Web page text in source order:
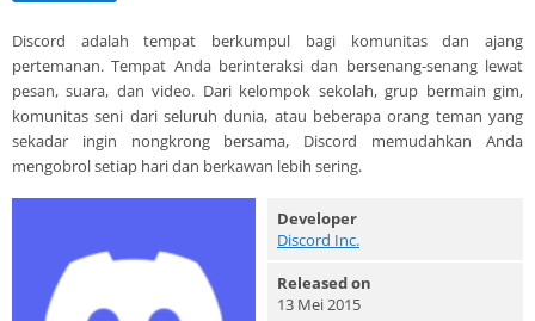
Discord adalah tempat berkumpul bagi komunitas dan ajang
pertemanan. Tempat Anda berinteraksi dan bersenang-senang lewat
pesan, suara, dan video. Dari kelompok sekolah, grup bermain gim,
komunitas seni dari seluruh dunia, atau beberapa orang teman yang
sekadar ingin nongkrong bersama, Discord memudahkan Anda
mengobrol setiap hari dan berkawan lebih sering.
Developer
Discord Inc.
Released on
13 Mei 2015